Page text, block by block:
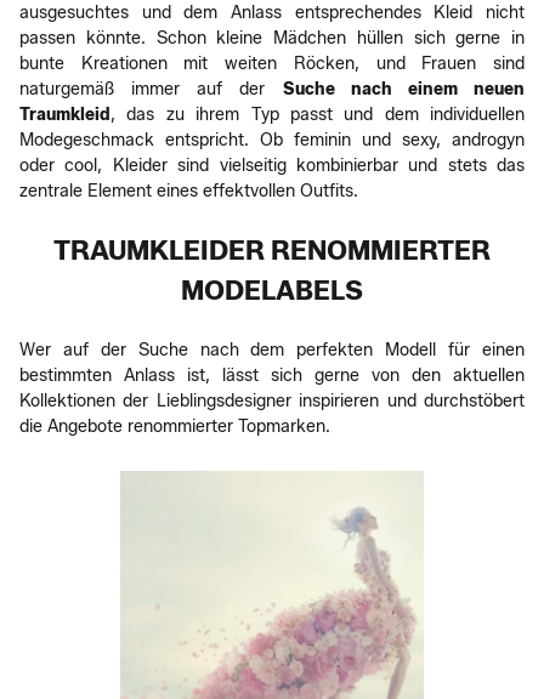
ausgesuchtes und dem Anlass entsprechendes Kleid nicht
passen könnte. Schon kleine Mädchen hüllen sich gerne in
bunte Kreationen mit weiten Röcken, und Frauen sind
naturgemäß immer auf der Suche nach einem neuen
Traumkleid , das zu ihrem Typ passt und dem individuellen
Modegeschmack entspricht. Ob feminin und sexy, androgyn
oder cool, Kleider sind vielseitig kombinierbar und stets das
zentrale Element eines effektvollen Outfits.
TRAUMKLEIDER RENOMMIERTER
MODELABELS
Wer auf der Suche nach dem perfekten Modell für einen
bestimmten Anlass ist, lässt sich gerne von den aktuellen
Kollektionen der Lieblingsdesigner inspirieren und durchstöbert
die Angebote renommierter Topmarken.